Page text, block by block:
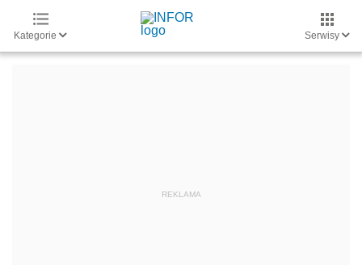
Kategorie Serwisy